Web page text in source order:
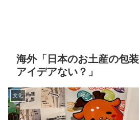
海外「日本のお土産の包
アイデアない？」
文化